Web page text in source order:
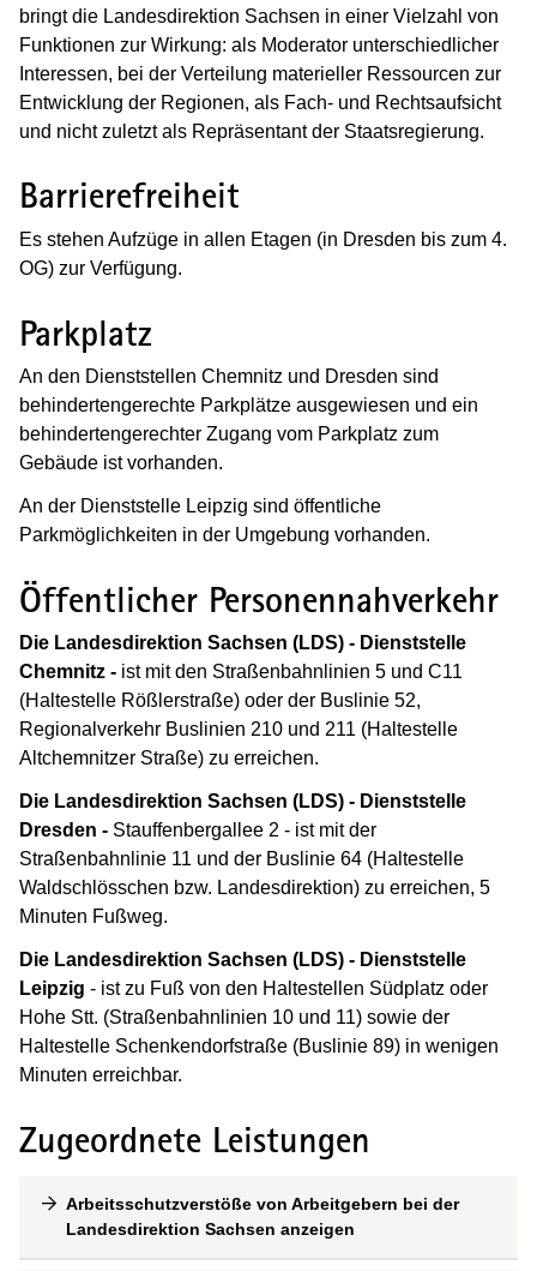
bringt die Landesdirektion Sachsen in einer Vielzahl von
Funktionen zur Wirkung: als Moderator unterschiedlicher
Interessen, bei der Verteilung materieller Ressourcen zur
Entwicklung der Regionen, als Fach- und Rechtsaufsicht
und nicht zuletzt als Repräsentant der Staatsregierung.
Barrierefreiheit
Es stehen Aufzüge in allen Etagen (in Dresden bis zum 4.
OG) zur Verfügung.
Parkplatz
An den Dienststellen Chemnitz und Dresden sind
behindertengerechte Parkplätze ausgewiesen und ein
behindertengerechter Zugang vom Parkplatz zum
Gebäude ist vorhanden.
An der Dienststelle Leipzig sind öffentliche
Parkmöglichkeiten in der Umgebung vorhanden.
Öffentlicher Personennahverkehr
Die Landesdirektion Sachsen (LDS) - Dienststelle
Chemnitz - ist mit den Straßenbahnlinien 5 und C11
(Haltestelle Rößlerstraße) oder der Buslinie 52,
Regionalverkehr Buslinien 210 und 211 (Haltestelle
Altchemnitzer Straße) zu erreichen.
Die Landesdirektion Sachsen (LDS) - Dienststelle
Dresden - Stauffenbergallee 2 - ist mit der
Straßenbahnlinie 11 und der Buslinie 64 (Haltestelle
Waldschlösschen bzw. Landesdirektion) zu erreichen, 5
Minuten Fußweg.
Die Landesdirektion Sachsen (LDS) - Dienststelle
Leipzig - ist zu Fuß von den Haltestellen Südplatz oder
Hohe Stt. (Straßenbahnlinien 10 und 11) sowie der
Haltestelle Schenkendorfstraße (Buslinie 89) in wenigen
Minuten erreichbar.
Zugeordnete Leistungen
Arbeitsschutzverstöße von Arbeitgebern bei der
Landesdirektion Sachsen anzeigen